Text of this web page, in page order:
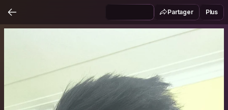
Partager Plus